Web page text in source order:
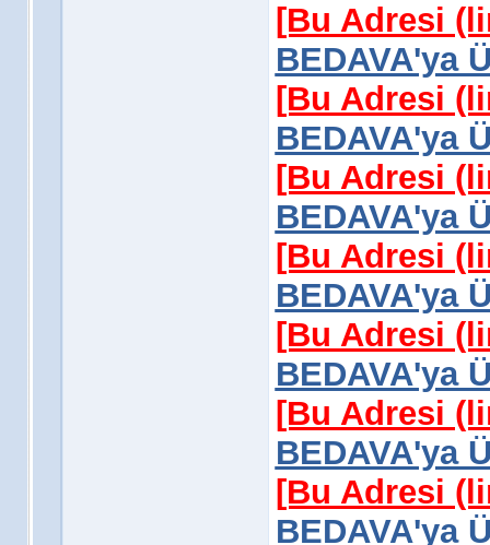
[Bu Adresi
BEDAVA'ya
[Bu Adresi
BEDAVA'ya
[Bu Adresi
BEDAVA'ya
[Bu Adresi
BEDAVA'ya
[Bu Adresi
BEDAVA'ya
[Bu Adresi
BEDAVA'ya
[Bu Adresi
BEDAVA'ya